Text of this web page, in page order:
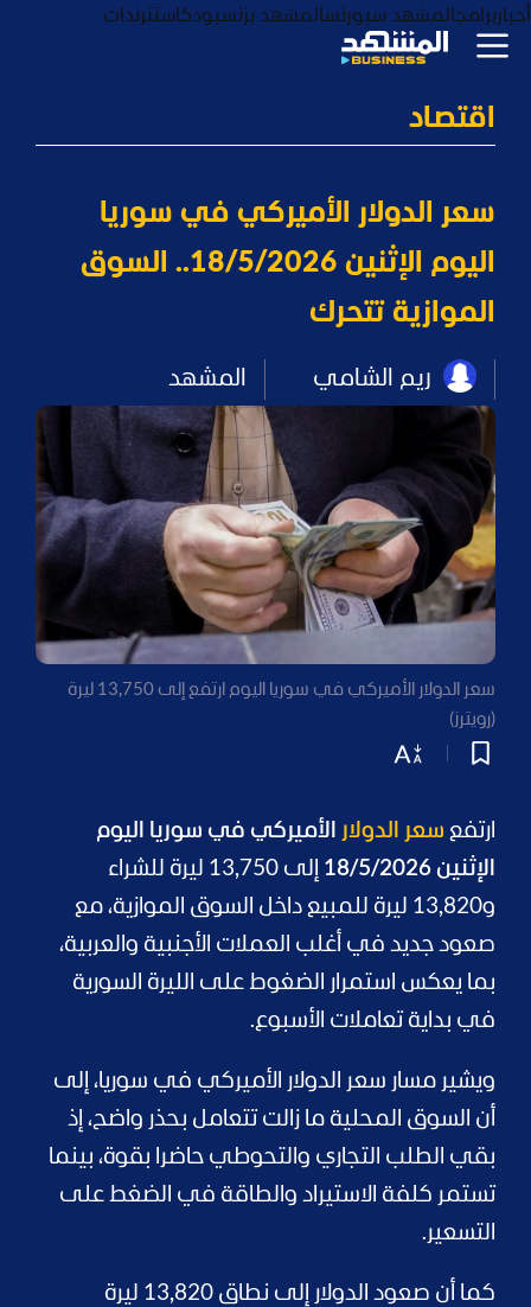
أخبار برامجالمشهد سبورتسالمشهد بزنسبودكاستترندات
اقتصاد
سعر الدولار الأميركي في سوريا
اليوم الإثنين 18/5/2026.. السوق
الموازية تتحرك
ريم الشامي المشهد
سعر الدولار الأميركي في سوريا اليوم ارتفع إلى 13,750 ليرة
(رويترز)
ارتفع سعر الدولار
الأميركي في سوريا اليوم
الإثنين 18/5/2026
إلى 13,750 ليرة للشراء
و13,820 ليرة للمبيع داخل السوق الموازية، مع
صعود جديد في أغلب العملات الأجنبية والعربية،
بما يعكس استمرار الضغوط على الليرة السورية
في بداية تعاملات الأسبوع.
ويشير مسار سعر الدولار الأميركي في سوريا، إلى
أن السوق المحلية ما زالت تتعامل بحذر واضح، إذ
بقي الطلب التجاري والتحوطي حاضرا بقوة، بينما
تستمر كلفة الاستيراد والطاقة في الضغط على
التسعير.
كما أن صعود الدولار إلى نطاق 13,820 ليرة